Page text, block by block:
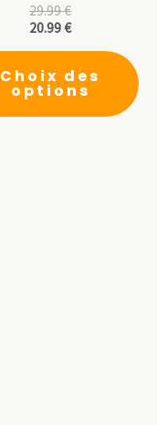
29.99€
20.99€
Choix des
options